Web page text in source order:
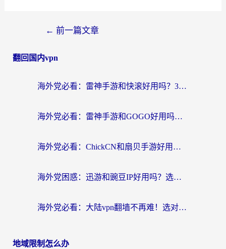
← 前一篇文章
翻回国内vpn
海外党必看：雷神手游和快滚好用吗？3步选对回国加速器无缝刷国内资源
海外党必看：雷神手游和GOGO好用吗？3步选对回国加速器，无缝刷剧玩原神
海外党必看：ChickCN和扇贝手游好用吗？3步选对回国加速器无缝刷国内资源
海外党困惑：迅游和豌豆IP好用吗？选对回国加速器，刷剧游戏再也不卡
海外党必看：大陆vpn翻墙不再难！选对加速器，无缝刷国内资源
地域限制怎么办